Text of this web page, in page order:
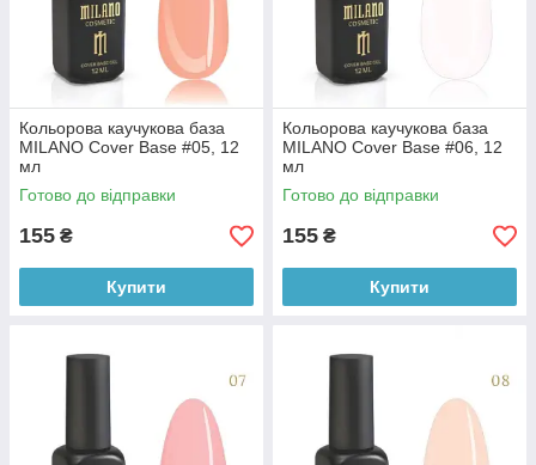
Кольорова каучукова база
MILANO Cover Base #05, 12
мл
Готово до відправки
155 ₴
Купити
Кольорова каучукова база
MILANO Cover Base #06, 12
мл
Готово до відправки
155 ₴
Купити